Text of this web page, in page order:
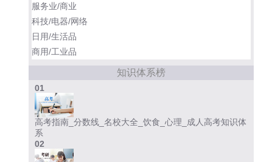
服务业/商业
科技/电器/网络
日用/生活品
商用/工业品
知识体系榜
01
高考指南_分数线_名校大全_饮食_心理_成人高考知识体
系
02